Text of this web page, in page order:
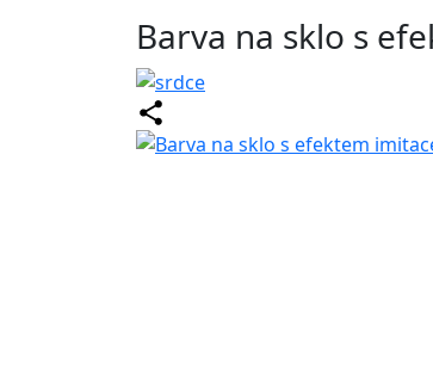
Barva na sklo s